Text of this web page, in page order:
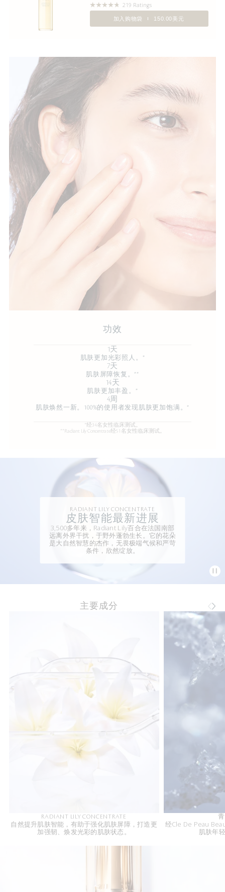
219 Ratings
加入购物袋 150.00美元
功效
1天
肌肤更加光彩照人。*
7天
肌肤屏障恢复。**
14天
肌肤更加丰盈。*
4周
肌肤焕然一新。100%的使用者发现肌肤更加饱满。*
*经34名女性临床测试。
**Radiant Lily Concentrate经51名女性临床测试。
RADIANT LILY CONCENTRATE
皮肤智能最新进展
3,500多年来，Radiant Lily百合在法国南部
远离外界干扰，于野外蓬勃生长。它的花朵
是大自然智慧的杰作，无畏极端气候和严苛
条件，欣然绽放。
主要成分
RADIANT LILY CONCENTRATE
自然提升肌肤智能，有助于强化肌肤屏障，打造更
加强韧、焕发光彩的肌肤状态。
经Cle De Peau
肌肤年